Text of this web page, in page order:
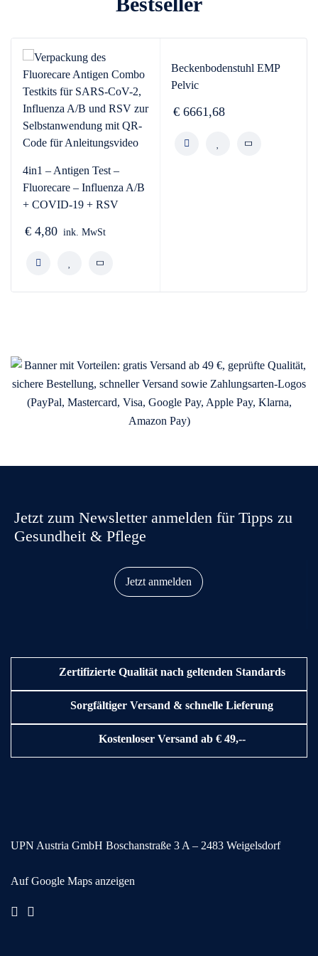
4in1 – Antigen Test –
Fluorecare – Influenza A/B
+ COVID-19 + RSV
€ 4,80 ink. MwSt
Beckenbodenstuhl EMP
Pelvic
€ 6661,68
Jetzt zum Newsletter anmelden für Tipps zu
Gesundheit & Pflege
Jetzt anmelden
Zertifizierte Qualität nach geltenden Standards
Sorgfältiger Versand & schnelle Lieferung
Kostenloser Versand ab € 49,--
UPN Austria GmbH Boschanstraße 3 A – 2483 Weigelsdorf
Auf Google Maps anzeigen